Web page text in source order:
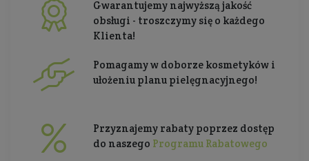
Gwarantujemy najwyższą jakość
obsługi - troszczymy się o każdego
Klienta!
Pomagamy w doborze kosmetyków i
ułożeniu planu pielęgnacyjnego!
Przyznajemy rabaty poprzez dostęp
do naszego Programu Rabatowego